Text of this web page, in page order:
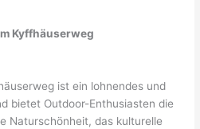
Kyffhäuserweg
ist ein lohnendes und
bietet Outdoor-Enthusiasten die
Naturschönheit, das kulturelle